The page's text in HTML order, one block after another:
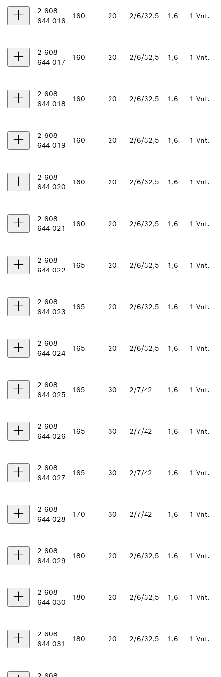
2 608
644 016
160 20 2/6/32,5 1,6 1 Vnt.
2 608
644 017
160 20 2/6/32,5 1,6 1 Vnt.
2 608
644 018
160 20 2/6/32,5 1,6 1 Vnt.
2 608
644 019
160 20 2/6/32,5 1,6 1 Vnt.
2 608
644 020
160 20 2/6/32,5 1,6 1 Vnt.
2 608
644 021
160 20 2/6/32,5 1,6 1 Vnt.
2 608
644 022
165 20 2/6/32,5 1,6 1 Vnt.
2 608
644 023
165 20 2/6/32,5 1,6 1 Vnt.
2 608
644 024
165 20 2/6/32,5 1,6 1 Vnt.
2 608
644 025
165 30 2/7/42 1,6 1 Vnt.
2 608
644 026
165 30 2/7/42 1,6 1 Vnt.
2 608
644 027
165 30 2/7/42 1,6 1 Vnt.
2 608
644 028
170 30 2/7/42 1,6 1 Vnt.
2 608
644 029
180 20 2/6/32,5 1,6 1 Vnt.
2 608
644 030
180 20 2/6/32,5 1,6 1 Vnt.
2 608
644 031
180 20 2/6/32,5 1,6 1 Vnt.